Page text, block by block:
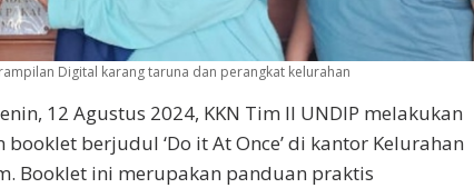
Digital karang taruna dan perangkat kelurahan
12 Agustus 2024, KKN Tim II UNDIP melakukan
booklet berjudul ‘Do it At Once’ di kantor Kelurahan
Booklet ini merupakan panduan praktis